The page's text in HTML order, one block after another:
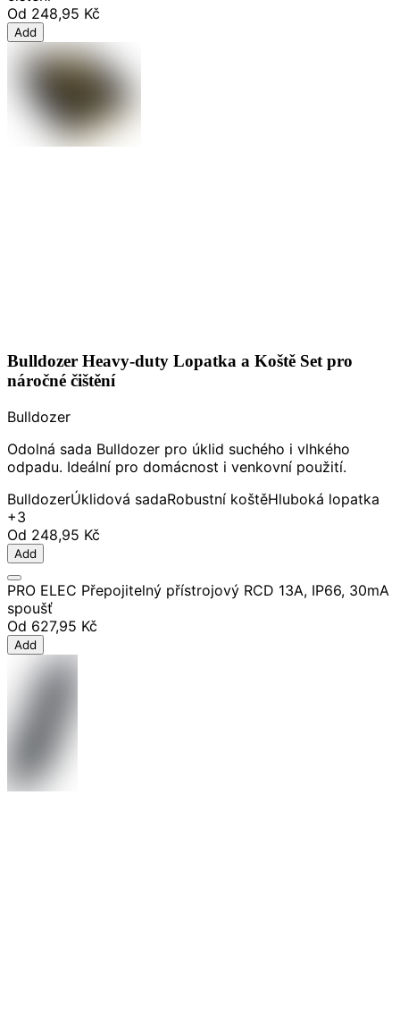
Od 248,95 Kč
Add
Bulldozer Heavy-duty Lopatka a Koště Set pro
náročné čištění
Bulldozer
Odolná sada Bulldozer pro úklid suchého i vlhkého
odpadu. Ideální pro domácnost i venkovní použití.
BulldozerÚklidová sadaRobustní koštěHluboká lopatka
+3
Od 248,95 Kč
Add
PRO ELEC Přepojitelný přístrojový RCD 13A, IP66, 30mA
spoušť
Od 627,95 Kč
Add